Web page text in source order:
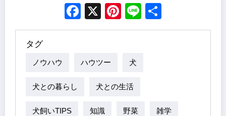
Facebook
X Pinterest
Line
タグ
ノウハウ ハウツー 犬
犬との暮らし 犬との生活
犬飼いTIPS 知識 野菜 雑学